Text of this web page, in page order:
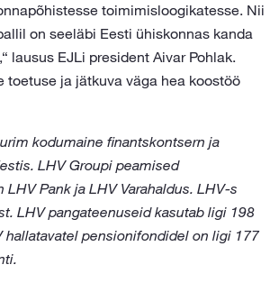
toimimisloogikatesse. Nii
on seeläbi Eesti ühiskonnas kanda
lausus EJLi president Aivar Pohlak.
toetuse ja jätkuva väga hea koostöö
kodumaine finantskontsern ja
LHV Groupi peamised
Pank ja LHV Varahaldus. LHV-s
LHV pangateenuseid kasutab ligi 198
hallatavatel pensionifondidel on ligi 177